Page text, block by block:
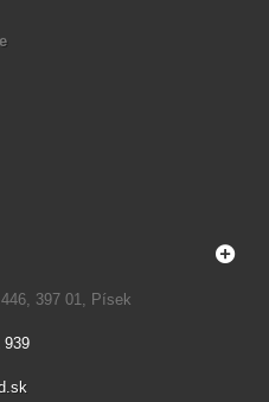
397 01, Písek
939